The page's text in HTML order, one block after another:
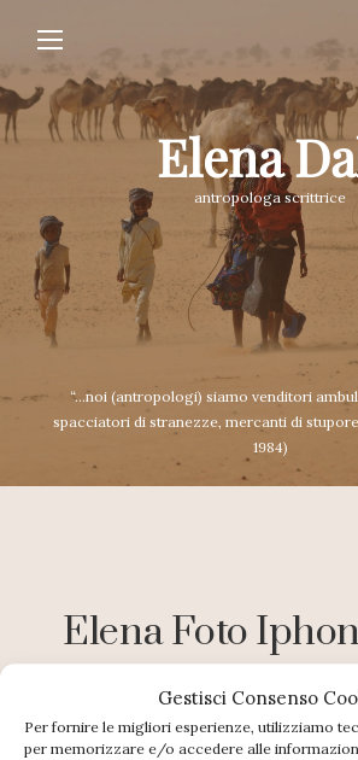
Gestisci Consenso
Per fornire le migliori esperienze, utilizziamo
per memorizzare e/o accedere alle
Elena
antropologa scrittrice
“...noi (antropologi) siamo venditori
spacciatori di stranezze, mercanti di
1984)
Elena Foto